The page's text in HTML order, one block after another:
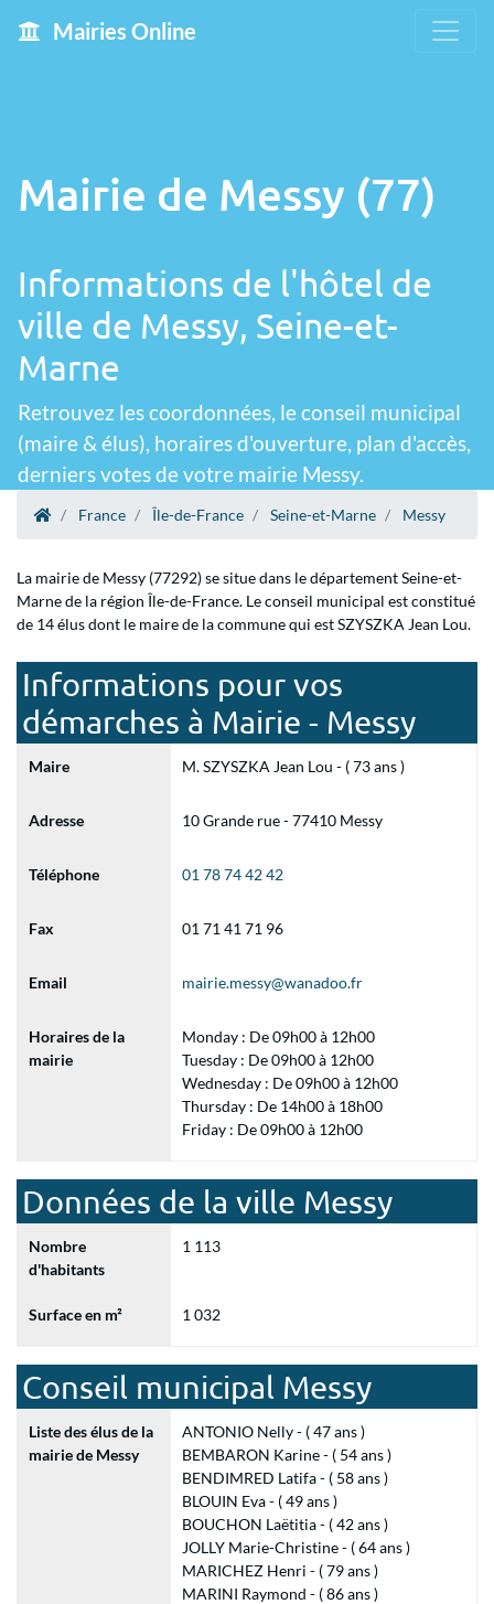
Mairies Online
Mairie de Messy (77)
Informations de l'hôtel de
ville de Messy, Seine-et-
Marne
Retrouvez les coordonnées, le conseil municipal
(maire & élus), horaires d'ouverture, plan d'accès,
derniers votes de votre mairie Messy.
France Île-de-France Seine-et-Marne Messy
La mairie de Messy (77292) se situe dans le département Seine-et-
Marne de la région Île-de-France. Le conseil municipal est constitué
de 14 élus dont le maire de la commune qui est SZYSZKA Jean Lou.
Informations pour vos
démarches à Mairie - Messy
Maire M. SZYSZKA Jean Lou - ( 73 ans )
Adresse 10 Grande rue - 77410 Messy
Téléphone 01 78 74 42 42
Fax 01 71 41 71 96
Email mairie.messy@wanadoo.fr
Horaires de la
mairie
Monday : De 09h00 à 12h00
Tuesday : De 09h00 à 12h00
Wednesday : De 09h00 à 12h00
Thursday : De 14h00 à 18h00
Friday : De 09h00 à 12h00
Données de la ville Messy
Nombre
d'habitants
1 113
Surface en m² 1 032
Conseil municipal Messy
Liste des élus de la
mairie de Messy
ANTONIO Nelly - ( 47 ans )
BEMBARON Karine - ( 54 ans )
BENDIMRED Latifa - ( 58 ans )
BLOUIN Eva - ( 49 ans )
BOUCHON Laëtitia - ( 42 ans )
JOLLY Marie-Christine - ( 64 ans )
MARICHEZ Henri - ( 79 ans )
MARINI Raymond - ( 86 ans )